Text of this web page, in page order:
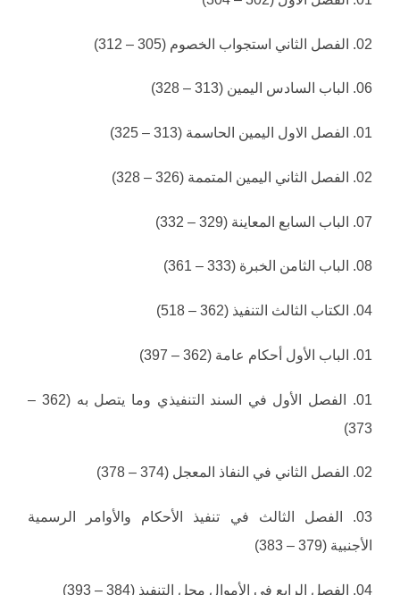
02. الفصل الثاني استجواب الخصوم (305 – 312)
06. الباب السادس اليمين (313 – 328)
01. الفصل الاول اليمين الحاسمة (313 – 325)
02. الفصل الثاني اليمين المتممة (326 – 328)
07. الباب السابع المعاينة (329 – 332)
08. الباب الثامن الخبرة (333 – 361)
04. الكتاب الثالث التنفيذ (362 – 518)
01. الباب الأول أحكام عامة (362 – 397)
01. الفصل الأول في السند التنفيذي وما يتصل به (362 –
373)
02. الفصل الثاني في النفاذ المعجل (374 – 378)
03. الفصل الثالث في تنفيذ الأحكام والأوامر الرسمية
الأجنبية (379 – 383)
04. الفصل الرابع في الأموال محل التنفيذ (384 – 393)